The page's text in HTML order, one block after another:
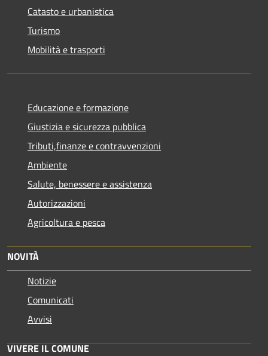
Catasto e urbanistica
Turismo
Mobilità e trasporti
Educazione e formazione
Giustizia e sicurezza pubblica
Tributi,finanze e contravvenzioni
Ambiente
Salute, benessere e assistenza
Autorizzazioni
Agricoltura e pesca
NOVITÀ
Notizie
Comunicati
Avvisi
VIVERE IL COMUNE